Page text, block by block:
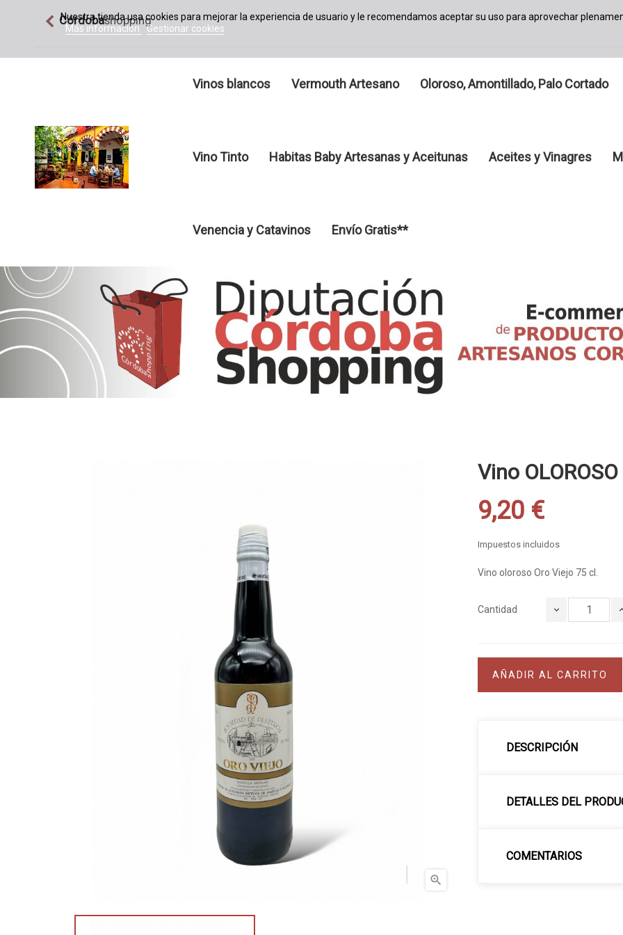
Córdobashopping
Nuestra tienda usa cookies para mejorar la experiencia de usuario y le recomendamos aceptar su uso para aprovechar
Más información
Gestionar cookies
Vinos blancos Vermouth Artesano Oloroso, Amontillado, Palo Cortado
Vino Tinto Habitas Baby Artesanas y Aceitunas Aceites y Vinagres
Venencia y Catavinos Envío Gratis**

Vino
9,20 €
Impuestos incluidos
Vino oloroso Oro Viejo 75 cl.
Cantidad
AÑADIR AL CARRITO
DESCRIPCIÓN
DETALLES DEL
COMENTARIOS